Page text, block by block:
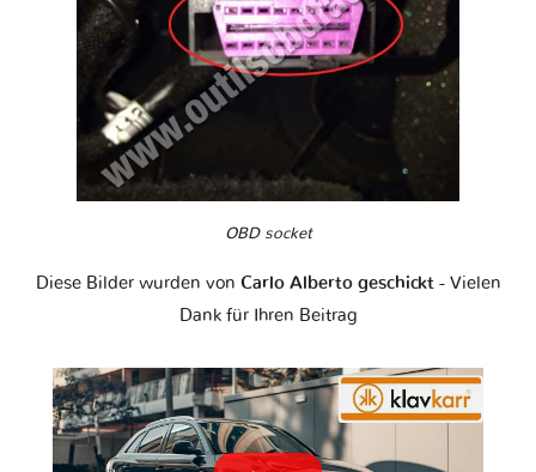
OBD socket
Diese Bilder wurden von Carlo Alberto geschickt - Vielen
Dank für Ihren Beitrag